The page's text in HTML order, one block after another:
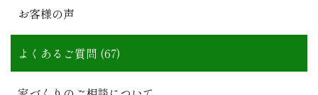
お客様の声
よくあるご質問 (67)